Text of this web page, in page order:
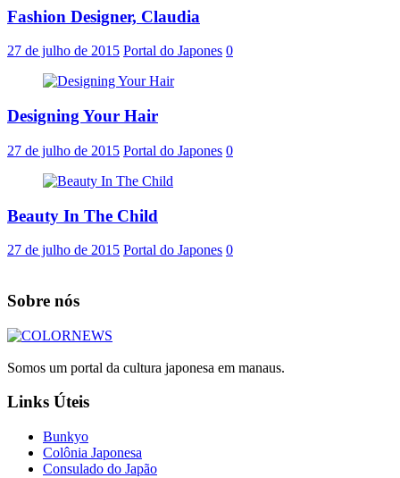
Fashion Designer, Claudia
27 de julho de 2015 Portal do Japones 0
Designing Your Hair
27 de julho de 2015 Portal do Japones 0
Beauty In The Child
27 de julho de 2015 Portal do Japones 0
Sobre nós
Somos um portal da cultura japonesa em manaus.
Links Úteis
Bunkyo
Colônia Japonesa
Consulado do Japão